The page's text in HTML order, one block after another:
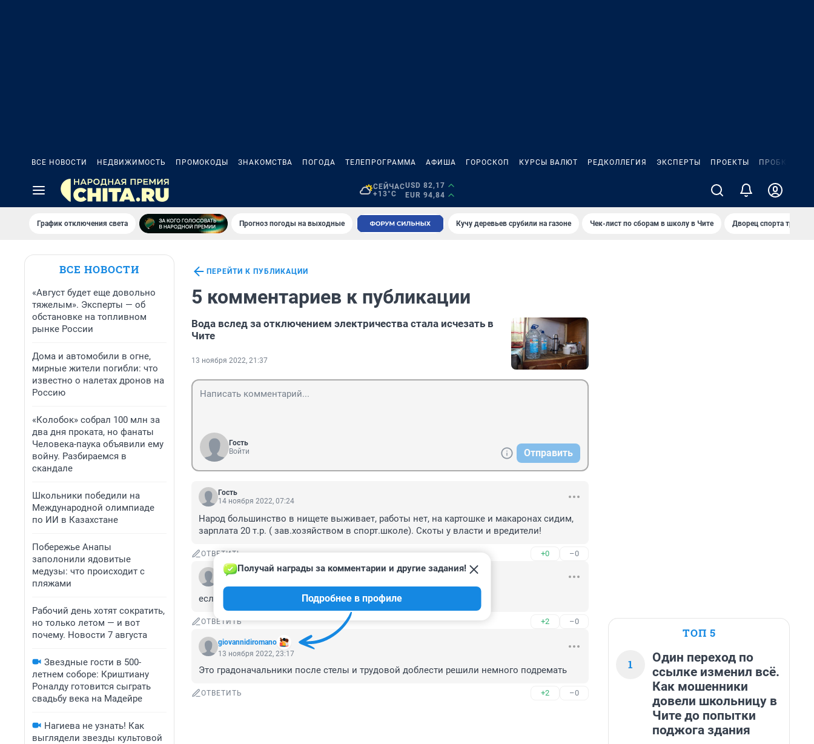
ВСЕ НОВОСТИ НЕДВИЖИМОСТЬ ПРОМОКОДЫ ЗНАКОМСТВА ПОГОДА ТЕЛЕПРОГРАММА АФИША ГОРОСКОП КУРСЫ ВАЛЮТ РЕДКОЛЛЕГИЯ ЭКСПЕРТЫ ПРОЕКТЫ ПРОБКИ
СЕЙЧАС
+13°C
USD 82,17
EUR 94,84
График отключения света Прогноз погоды на выходные Кучу деревьев срубили на газоне Чек-лист по сборам в школу в Чите Дворец спорта
ВСЕ НОВОСТИ
«Август будет еще довольно
тяжелым». Эксперты — об
обстановке на топливном
рынке России
Дома и автомобили в огне,
мирные жители погибли: что
известно о налетах дронов на
Россию
«Колобок» собрал 100 млн за
два дня проката, но фанаты
Человека-паука объявили ему
войну. Разбираемся в
скандале
Школьники победили на
Международной олимпиаде
по ИИ в Казахстане
Побережье Анапы
заполонили ядовитые
медузы: что происходит с
пляжами
Рабочий день хотят сократить,
но только летом — и вот
почему. Новости 7 августа
Звездные гости в 500-
летнем соборе: Криштиану
Роналду готовится сыграть
свадьбу века на Мадейре
Нагиева не узнать! Как
выглядели звезды культовой
ПЕРЕЙТИ К ПУБЛИКАЦИИ
5 комментариев к публикации
Вода вслед за отключением электричества стала исчезать в
Чите
13 ноября 2022, 21:37
Гость
Войти
Отправить
Гость
14 ноября 2022, 07:24
Народ большинство в нищете выживает, работы нет, на картошке и макаронах сидим,
зарплата 20 т.р. ( зав.хозяйством в спорт.школе). Скоты у власти и вредители!
ОТВЕТИТЬ +0 –0
Гость
если ещё тепло отключат, будет как в асвабаждённом Мариуполе
ОТВЕТИТЬ +2 –0
giovannidiromano
Получай награды за комментарии и другие задания!
Подробнее в профиле
13 ноября 2022, 23:17
Это градоначальники после стелы и трудовой доблести решили немного подремать
ОТВЕТИТЬ +2 –0
ТОП 5
1
Один переход по
ссылке изменил всё.
Как мошенники
довели школьницу в
Чите до попытки
поджога здания